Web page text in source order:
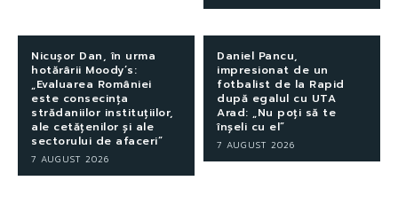
Nicușor Dan, în urma
hotărârii Moody’s:
„Evaluarea României
este consecința
strădaniilor instituțiilor,
ale cetățenilor și ale
sectorului de afaceri”
7 AUGUST 2026
Daniel Pancu,
impresionat de un
fotbalist de la Rapid
după egalul cu UTA
Arad: „Nu poți să te
înșeli cu el”
7 AUGUST 2026